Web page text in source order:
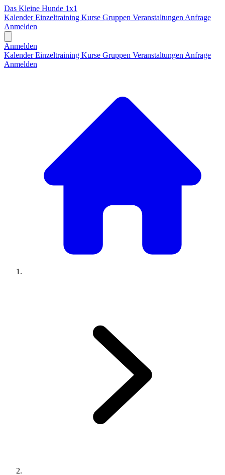
Das Kleine Hunde 1x1
KalenderEinzeltraining Kurse Gruppen Veranstaltungen Anfrage
Anmelden
Anmelden
KalenderEinzeltraining Kurse Gruppen Veranstaltungen Anfrage
Anmelden